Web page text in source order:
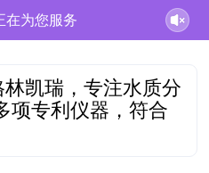
在为您服务
凯瑞，专注水质分
项专利仪器，符合